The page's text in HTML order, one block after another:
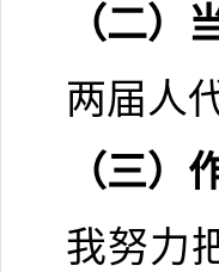
（二）
两届人
（三）
我努力